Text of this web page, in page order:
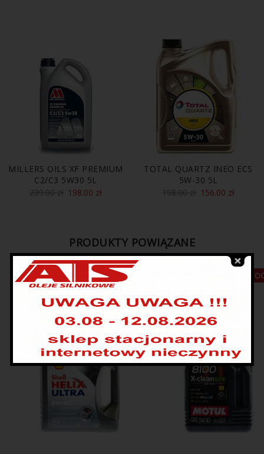
MILLERS OILS XF PREMIUM
C2/C3 5W30 5L
239.00zł 198.00 zł
TOTAL QUARTZ INEO ECS
5W-30 5L
198.00zł 156.00 zł
PRODUKTY POWIĄZANE
PROMOCJA
WYSPRZEDANE